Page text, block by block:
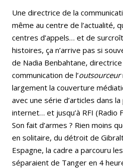
Une directrice de la
même au centre de l’actualité,
centres d’appels… et de
histoires, ça n’arrive pas si
de Nadia Benbahtane,
communication de l’outsourceur
largement la couverture
avec une série d’articles dans
internet… et jusqu’à RFI (Radio
Son fait d’armes ? Rien moins
en solitaire, du détroit de
Espagne, la cadre a parcouru
séparaient de Tanger en 4